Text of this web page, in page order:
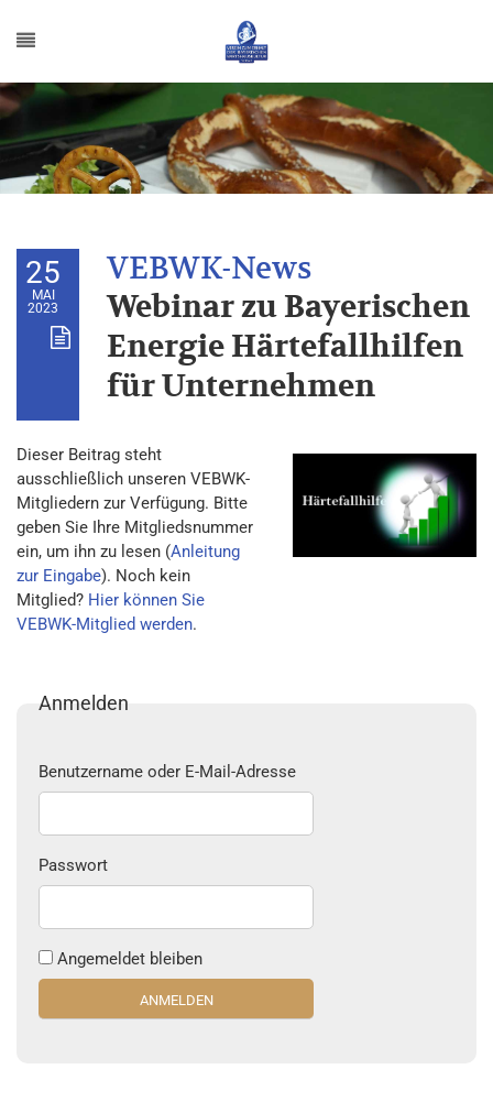
25
MAI
2023
Webinar zu Bayerischen
Energie Härtefallhilfen
für Unternehmen
Dieser Beitrag steht
ausschließlich unseren VEBWK-
Mitgliedern zur Verfügung. Bitte
geben Sie Ihre Mitgliedsnummer
ein, um ihn zu lesen (Anleitung
zur Eingabe). Noch kein
Mitglied? Hier können Sie
VEBWK-Mitglied werden.
Anmelden
Benutzername oder E-Mail-Adresse
Passwort
Angemeldet bleiben